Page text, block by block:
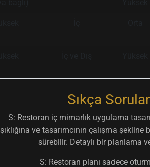
Sıkça
S: Restoran iç mimarlık uygulama
ve tasarımcının çalışma
sürebilir. Detaylı bir planlama
S: Restoran planı sadece